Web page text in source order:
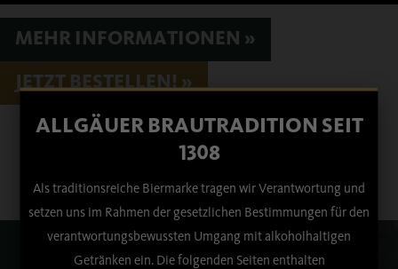
ALLGÄUER BRAUTRADITION SEIT
1308
Als traditionsreiche Biermarke tragen wir Verantwortung und
setzen uns im Rahmen der gesetzlichen Bestimmungen für den
verantwortungsbewussten Umgang mit alkoholhaltigen
Getränken ein. Die folgenden Seiten enthalten
MEHR INFORMATIONEN »
JETZT BESTELLEN! »